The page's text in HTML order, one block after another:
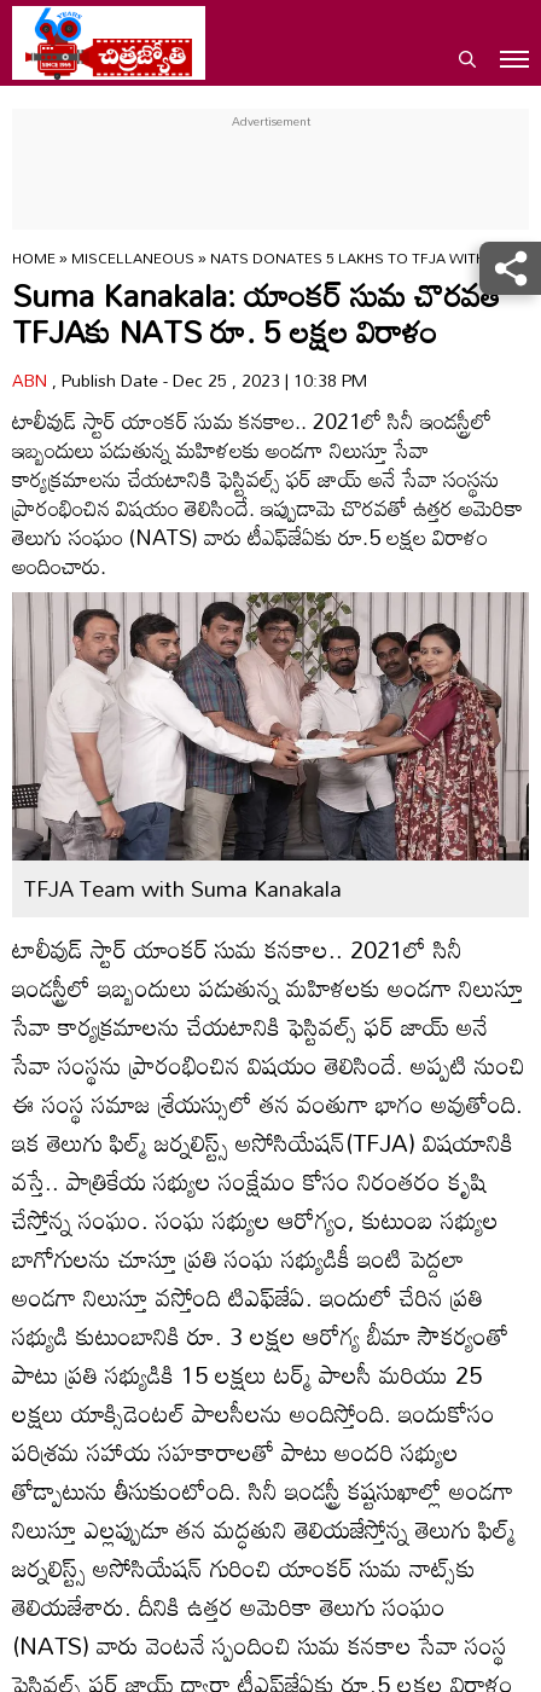
HOME»MISCELLANEOUS»NATS DONATES 5 LAKHS TO TFJA WITH
Suma Kanakala: యాంకర్ సుమ చొరవతో
TFJAకు NATS రూ. 5 లక్షల విరాళం
ABN, Publish Date - Dec 25 , 2023 | 10:38 PM
టాలీవుడ్ స్టార్ యాంక‌ర్ సుమ క‌న‌కాల‌.. 2021లో సినీ ఇండ‌స్ట్రీలో
ఇబ్బందులు ప‌డుతున్న మ‌హిళ‌ల‌కు అండ‌గా నిలుస్తూ సేవా
కార్య‌క్ర‌మాల‌ను చేయ‌టానికి ఫెస్టివల్స్ ఫ‌ర్ జాయ్ అనే సేవా సంస్థ‌ను
ప్రారంభించిన విషయం తెలిసిందే. ఇప్పుడామె చొరవతో ఉత్త‌ర అమెరికా
తెలుగు సంఘం (NATS) వారు టీఎఫ్‌జేఏకు రూ.5 ల‌క్ష‌ల విరాళం
అందించారు.
TFJA Team with Suma Kanakala
టాలీవుడ్ స్టార్ యాంక‌ర్ సుమ క‌న‌కాల‌.. 2021లో సినీ
ఇండ‌స్ట్రీలో ఇబ్బందులు ప‌డుతున్న మ‌హిళ‌ల‌కు అండ‌గా నిలుస్తూ
సేవా కార్య‌క్ర‌మాల‌ను చేయ‌టానికి ఫెస్టివల్స్ ఫ‌ర్ జాయ్ అనే
సేవా సంస్థ‌ను ప్రారంభించిన విషయం తెలిసిందే. అప్ప‌టి నుంచి
ఈ సంస్థ స‌మాజ శ్రేయ‌స్సులో త‌న వంతుగా భాగం అవుతోంది.
ఇక తెలుగు ఫిల్మ్ జర్నలిస్ట్స్ అసోసియేషన్(TFJA) విషయానికి
వస్తే.. పాత్రికేయ సభ్యుల సంక్షేమం కోసం నిరంతరం కృషి
చేస్తోన్న సంఘం. సంఘ సభ్యుల ఆరోగ్యం, కుటుంబ సభ్యుల
బాగోగులను చూస్తూ ప్రతి సంఘ సభ్యుడికీ ఇంటి పెద్దలా
అండగా నిలుస్తూ వస్తోంది టిఎఫ్‌జేఏ. ఇందులో చేరిన ప్రతి
సభ్యుడి కుటుంబానికి రూ. 3 లక్షల ఆరోగ్య బీమా సౌకర్యంతో
పాటు ప్రతి సభ్యుడికి 15 లక్షలు టర్మ్ పాలసీ మరియు 25
లక్షలు యాక్సిడెంటల్ పాలసీలను అందిస్తోంది. ఇందుకోసం
పరిశ్రమ సహాయ సహకారాలతో పాటు అందరి సభ్యుల
తోడ్పాటును తీసుకుంటోంది. సినీ ఇండస్ట్రీ కష్టసుఖాల్లో అండగా
నిలుస్తూ ఎల్ల‌ప్పుడూ త‌న మ‌ద్ధ‌తుని తెలియ‌జేస్తోన్న తెలుగు ఫిల్మ్
జర్నలిస్ట్స్ అసోసియేషన్ గురించి యాంక‌ర్ సుమ నాట్స్‌కు
తెలియ‌జేశారు. దీనికి ఉత్త‌ర అమెరికా తెలుగు సంఘం
(NATS) వారు వెంట‌నే స్పందించి సుమ క‌న‌కాల సేవా సంస్థ